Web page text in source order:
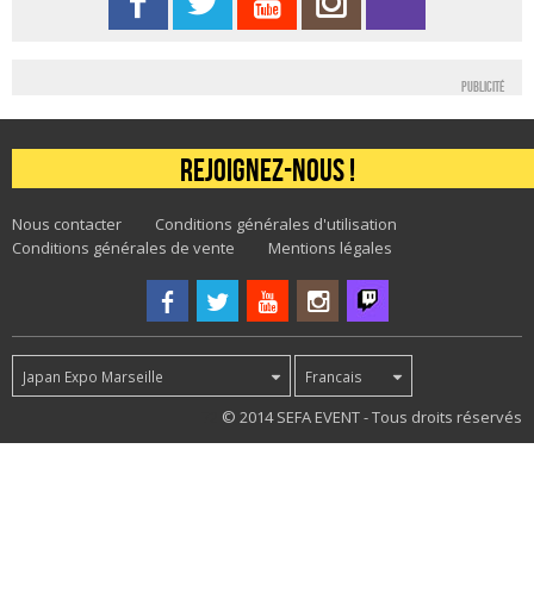
Publicité
Rejoignez-nous !
Nous contacter
Conditions générales d'utilisation
Conditions générales de vente
Mentions légales
Japan Expo Marseille Francais
© 2014 SEFA EVENT - Tous droits réservés